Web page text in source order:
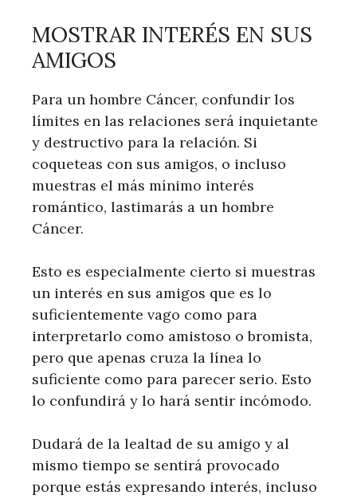
MOSTRAR INTERÉS EN SUS
AMIGOS
Para un hombre Cáncer, confundir los
límites en las relaciones será inquietante
y destructivo para la relación. Si
coqueteas con sus amigos, o incluso
muestras el más mínimo interés
romántico, lastimarás a un hombre
Cáncer.
Esto es especialmente cierto si muestras
un interés en sus amigos que es lo
suficientemente vago como para
interpretarlo como amistoso o bromista,
pero que apenas cruza la línea lo
suficiente como para parecer serio. Esto
lo confundirá y lo hará sentir incómodo.
Dudará de la lealtad de su amigo y al
mismo tiempo se sentirá provocado
porque estás expresando interés, incluso